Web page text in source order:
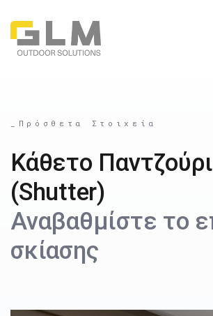
_Πρόσθετα Στοιχεία
Κάθετο Παντζούρι
(Shutter)
Αναβαθμίστε το
σκίασης